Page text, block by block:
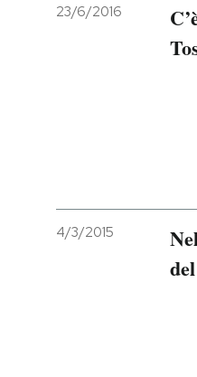
Economia
I MIEI PREFERITI
23/6/2016
4/3/2015